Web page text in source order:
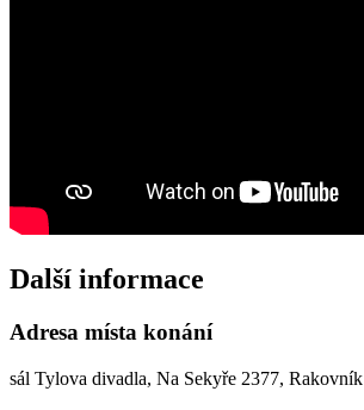
Další informace
Adresa místa konání
sál Tylova divadla, Na Sekyře 2377, Rakovník